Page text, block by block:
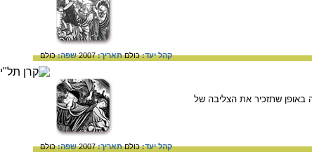
קהל יעד:כולםתאריך:2007 שפה:כולם
תנוחת גופו של אברהם צוירה באופן שתזכיר את הצליבה של
קהל יעד:כולםתאריך:2007 שפה:כולם